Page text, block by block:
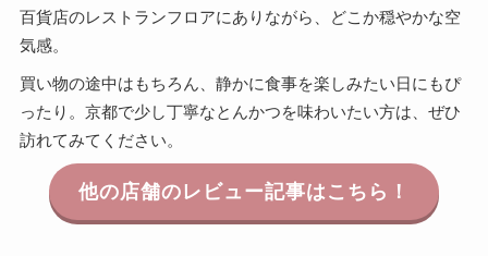
百貨店のレストランフロアにありながら、どこか穏やかな空
気感。
買い物の途中はもちろん、静かに食事を楽しみたい日にもぴ
ったり。京都で少し丁寧なとんかつを味わいたい方は、ぜひ
訪れてみてください。
他の店舗のレビュー記事はこちら！